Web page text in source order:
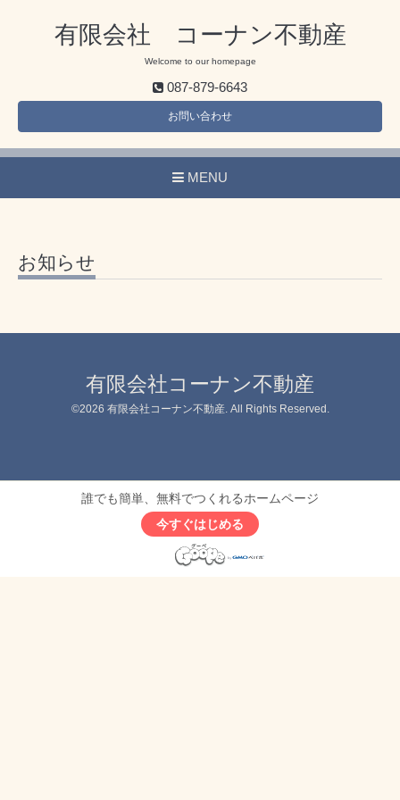
有限会社 コーナン不動産
Welcome to our homepage
087-879-6643
お問い合わせ
MENU
お知らせ
有限会社コーナン不動産
©2026 有限会社コーナン不動産. All Rights Reserved.
誰でも簡単、無料でつくれるホームページ
今すぐはじめる